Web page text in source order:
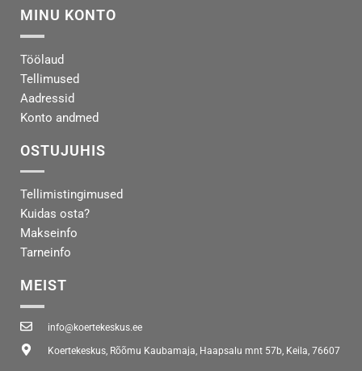
MINU KONTO
Töölaud
Tellimused
Aadressid
Konto andmed
OSTUJUHIS
Tellimistingimused
Kuidas osta?
Makseinfo
Tarneinfo
MEIST
info@koertekeskus.ee
Koertekeskus, Rõõmu Kaubamaja, Haapsalu mnt 57b, Keila, 76607